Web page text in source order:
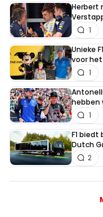
Herbert
1
Unieke
voor
1
hebben
1
F1
Dutch
2